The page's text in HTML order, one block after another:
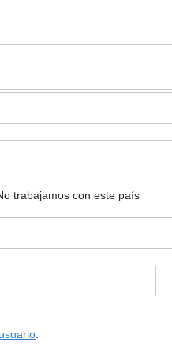
trabajamos con este país
.